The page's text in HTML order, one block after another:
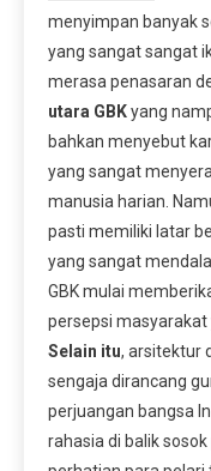
menyimpan banyak
yang sangat sangat
merasa penasaran
utara GBKyang
bahkan menyebut
yang sangat
manusia harian.
pasti memiliki latar
yang sangat
GBK mulai
persepsi masyarakat
Selain itu, arsitektur
sengaja dirancang
perjuangan bangsa
rahasia di balik